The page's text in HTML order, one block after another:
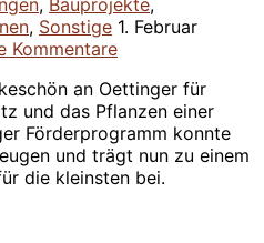
, Bauprojekte,
, SonstigeVeröffentlicht
am
1. Februar
Kommentare
an Oettinger für
und das Pflanzen einer
Förderprogramm konnte
und trägt nun zu einem
die kleinsten bei.